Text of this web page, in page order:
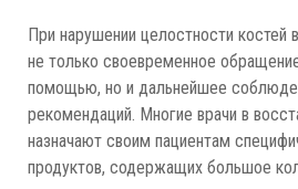
При нарушении целостности костей
не только своевременное
помощью, но и дальнейшее
рекомендаций. Многие врачи в
назначают своим пациентам
продуктов, содержащих большое